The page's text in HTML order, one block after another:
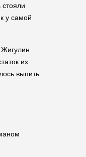
у самой
из
выпить.